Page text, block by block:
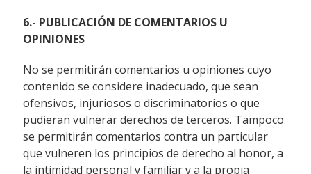
6.- PUBLICACIÓN DE COMENTARIOS U
OPINIONES
No se permitirán comentarios u opiniones cuyo
contenido se considere inadecuado, que sean
ofensivos, injuriosos o discriminatorios o que
pudieran vulnerar derechos de terceros. Tampoco
se permitirán comentarios contra un particular
que vulneren los principios de derecho al honor, a
la intimidad personal y familiar y a la propia